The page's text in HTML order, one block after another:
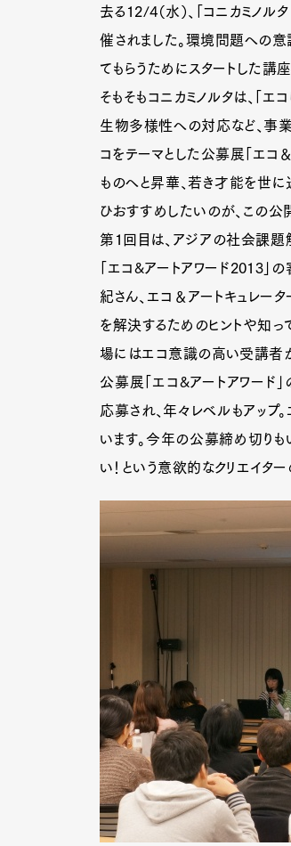
去る12/4（水）、「コニカミ
催されました。環境問題への
てもらうためにスタートした講座
そもそもコニカミノルタは、「
生物多様性への対応など、事
コをテーマとした公募展「エコ
ものへと昇華、若き才能を世に
ひおすすめしたいのが、この公
第1回目は、アジアの社会課題
「エコ&アートアワード2013
紀さん、エコ＆アートキュレ
を解決するためのヒントや知っ
場にはエコ意識の高い受講者が
公募展「エコ&アートアワー
応募され、年々レベルもアップ
います。今年の公募締め切りも
い！という意欲的なクリエイタ